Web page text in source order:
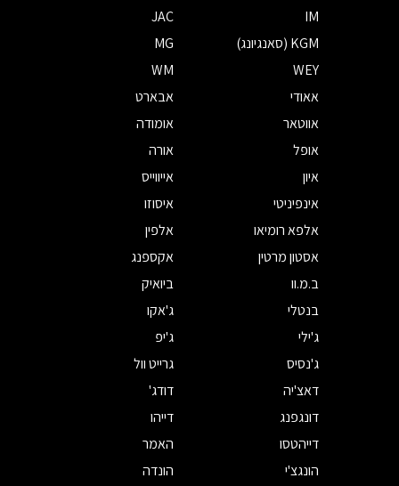
IM
JAC
KGM (סאנגיונג)
MG
WEY
WM
אאודי
אבארט
אווטאר
אומודה
אופל
אורה
איון
אייווייס
אינפיניטי
איסוזו
אלפא רומיאו
אלפין
אסטון מרטין
אקספנג
ב.מ.וו
ביואיק
בנטלי
ג'אקו
ג'ילי
ג'יפ
ג'נסיס
גרייט וול
דאצ'יה
דודג'
דונגפנג
דייהו
דייהטסו
האמר
הונגצ'י
הונדה